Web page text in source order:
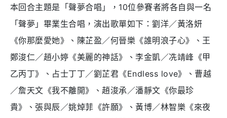
本回合主題是「聲夢合唱」，10位參賽者將各自與一名
「聲夢」畢業生合唱，演出歌單如下：劉洋／黃洛妍
《你那麼愛她》、陳芷盈／何晉樂《誰明浪子心》、王
鄭浚仁／趙小婷《美麗的神話》、李金凱／冼靖峰《甲
乙丙丁》、占士丁丁／劉芷君《Endless love》、曹越
／詹天文《我不離開》、趙浚承／潘靜文《你最珍
貴》、張與辰／姚焯菲《許願》、黃博／林智樂《來夜